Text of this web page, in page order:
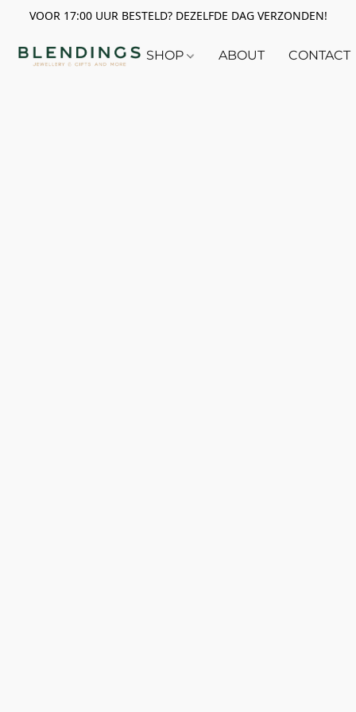
VOOR 17:00 UUR BESTELD? DEZELFDE DAG VERZONDEN!
SHOP ABOUT CONTACT